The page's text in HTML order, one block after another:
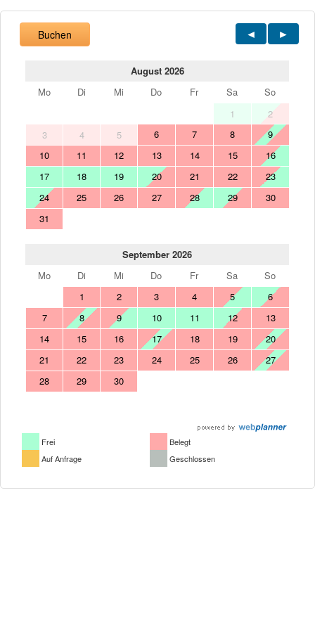
Buchen
August 2026
Mo
Di Mi Do Fr Sa
So
1
2
3
4 5 6 7 8
9
10
11 12 13 14 15
16
17
18 19 20 21 22
23
24
25 26 27 28 29
30
31
September 2026
Mo
Di Mi Do Fr Sa
So
1
2 3 4 5
6
7
8 9 10 11 12
13
14
15 16 17 18 19
20
21
22 23 24 25 26
27
28
29 30
Frei
Belegt
Auf Anfrage
Geschlossen